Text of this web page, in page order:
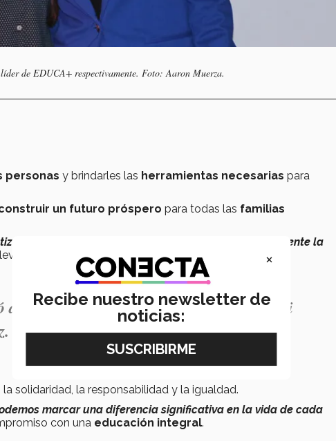
de EDUCA+ respectivamente. Foto: Aaron Muerza.
personas y brindarles las herramientas necesarias para
un futuro próspero para todas las familias
de Zaragoza
impactar positivamente la
de la colaboración con instituciones locales.
una influencia muy significativa en mi
solidaridad, la responsabilidad y la igualdad.
marcar una diferencia significativa en la vida de cada
con una educación integral.
×
Recibe nuestro newsletter de
noticias: